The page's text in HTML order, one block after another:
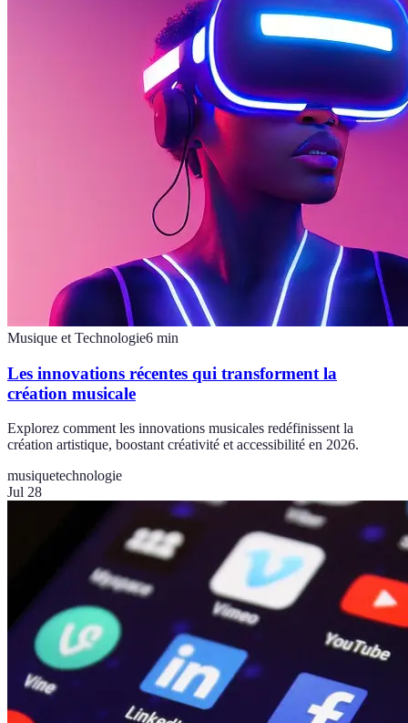
Musique et Technologie6 min
Les innovations récentes qui transforment la
création musicale
Explorez comment les innovations musicales redéfinissent la
création artistique, boostant créativité et accessibilité en 2026.
musiquetechnologie
Jul 28